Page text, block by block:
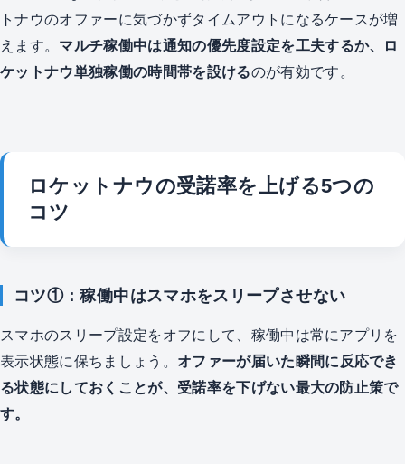
トナウのオファーに気づかずタイムアウトになるケースが増
えます。 マルチ稼働中は通知の優先度設定を工夫するか、ロ
ケットナウ単独稼働の時間帯を設けるのが有効です。
ロケットナウの受諾率を上げる5つの
コツ
コツ①：稼働中はスマホをスリープさせない
スマホのスリープ設定をオフにして、稼働中は常にアプリを
表示状態に保ちましょう。 オファーが届いた瞬間に反応でき
る状態にしておくことが、受諾率を下げない最大の防止策で
す。